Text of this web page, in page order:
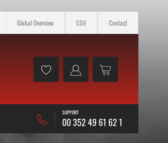
Global Overview CGV Contact
SUPPORT
00 352 49 61 62 1